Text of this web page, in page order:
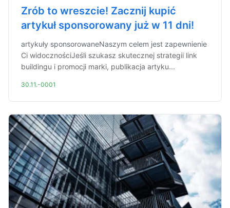
Zrób to wreszcie! Zacznij kupić
artykuł sponsorowany już w 11 dni!
artykuły sponsorowaneNaszym celem jest zapewnienie
Ci widocznościJeśli szukasz skutecznej strategii link
buildingu i promocji marki, publikacja artyku...
30.11.-0001